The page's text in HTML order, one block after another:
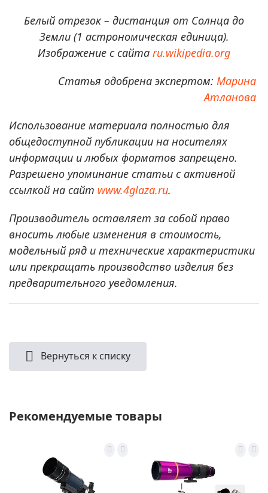
Белый отрезок – дистанция от Солнца до
Земли (1 астрономическая единица).
Изображение с сайта ru.wikipedia.org
Статья одобрена экспертом: Марина
Атланова
Использование материала полностью для
общедоступной публикации на носителях
информации и любых форматов запрещено.
Разрешено упоминание статьи с активной
ссылкой на сайт www.4glaza.ru.
Производитель оставляет за собой право
вносить любые изменения в стоимость,
модельный ряд и технические характеристики
или прекращать производство изделия без
предварительного уведомления.
Вернуться к списку
Рекомендуемые товары